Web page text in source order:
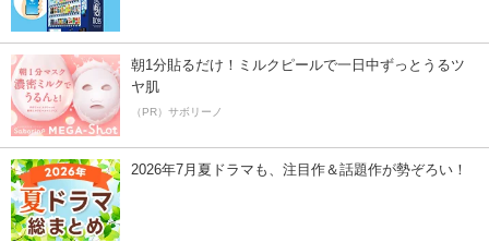
朝1分貼るだけ！ミルクピールで一日中ずっとうるツ
ヤ肌
（PR）サボリーノ
2026年7月夏ドラマも、注目作＆話題作が勢ぞろい！